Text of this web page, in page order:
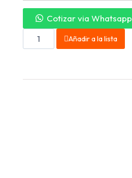
Cotizar via Whatsapp
Añadir a la lista